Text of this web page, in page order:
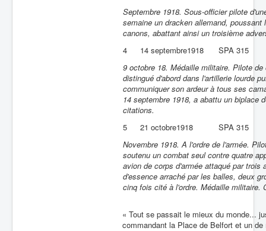
Septembre 1918. Sous-officier pilote
semaine un dracken allemand,
canons, abattant ainsi un troisième
4
14 septembre1918
SPA 315
9 octobre 18. Médaille militaire. Pilote
distingué d'abord dans l'artillerie lourde
communiquer son ardeur à tous ses
14 septembre 1918, a abattu un biplace
citations.
5
21 octobre1918
SPA 315
Novembre 1918. A l'ordre de l'armée.
soutenu un combat seul contre quatre
avion de corps d'armée attaqué par
d'essence arraché par les balles, deux
cinq fois cité à l'ordre. Médaille militaire.
« Tout se passait le mieux du monde...
commandant la Place de Belfort et un